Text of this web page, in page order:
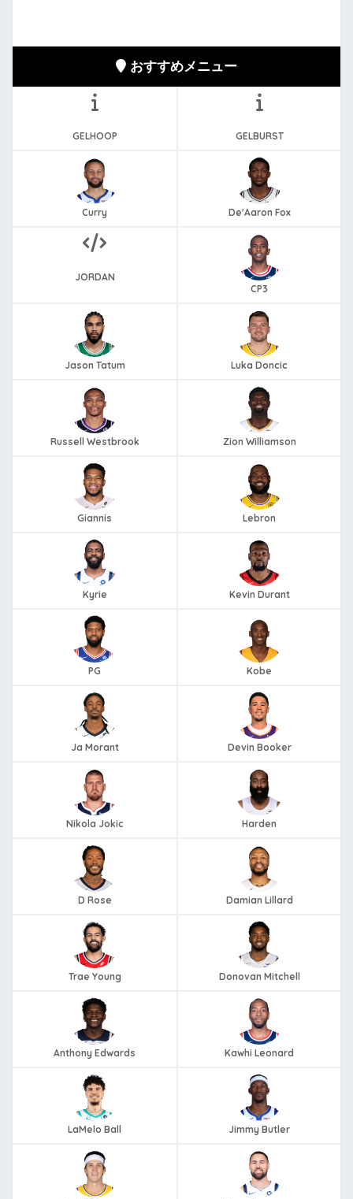
おすすめメニュー
GELHOOP GELBURST
Curry De'Aaron Fox
JORDAN
CP3
Jason Tatum Luka Doncic
Russell Westbrook Zion Williamson
Giannis Lebron
Kyrie Kevin Durant
PG Kobe
Ja Morant Devin Booker
Nikola Jokic Harden
D Rose Damian Lillard
Trae Young Donovan Mitchell
Anthony Edwards Kawhi Leonard
LaMelo Ball Jimmy Butler